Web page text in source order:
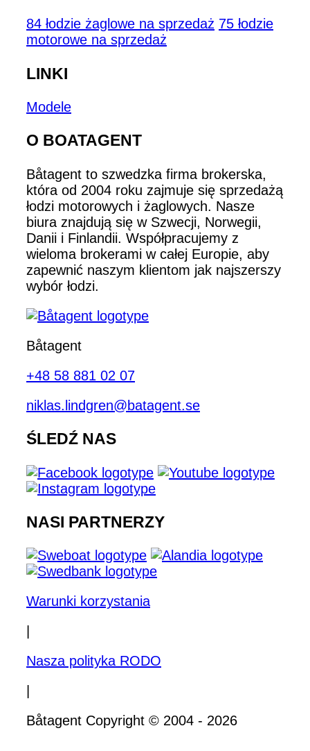
84 łodzie żaglowe na sprzedaż 75 łodzie
motorowe na sprzedaż
LINKI
Modele
O BOATAGENT
Båtagent to szwedzka firma brokerska,
która od 2004 roku zajmuje się sprzedażą
łodzi motorowych i żaglowych. Nasze
biura znajdują się w Szwecji, Norwegii,
Danii i Finlandii. Współpracujemy z
wieloma brokerami w całej Europie, aby
zapewnić naszym klientom jak najszerszy
wybór łodzi.
Båtagent
+48 58 881 02 07
niklas.lindgren@batagent.se
ŚLEDŹ NAS
NASI PARTNERZY
Warunki korzystania
Nasza polityka RODO
Båtagent Copyright © 2004 - 2026